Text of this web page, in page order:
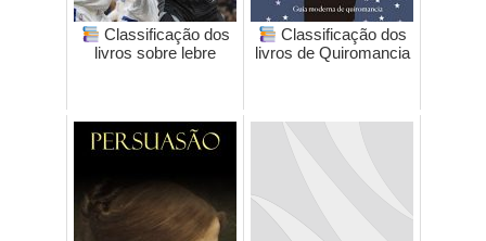
Classificação dos
livros sobre lebre
Classificação dos
livros de Quiromancia